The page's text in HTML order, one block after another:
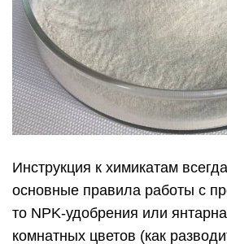
Инструкция к химикатам
основные правила работы с
то NPK-удобрения или
комнатных цветов (как